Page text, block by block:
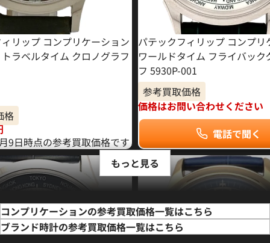
リップ コンプリケーション
ラベルタイム クロノグラフ
格
9日時点の参考買取価格です
パテックフィリップ コンプリ
ワールドタイム フライバック
フ 5930P-001
参考買取価格
価格はお問い合わせください
電話で聞く
もっと見る
コンプリケーションの参考買取価格一覧はこちら
ブランド時計の参考買取価格一覧はこちら